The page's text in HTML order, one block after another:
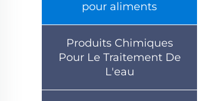
pour aliments
Produits Chimiques
Pour Le Traitement De
L'eau